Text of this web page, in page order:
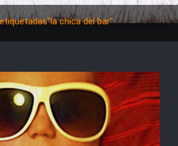
chica del bar"